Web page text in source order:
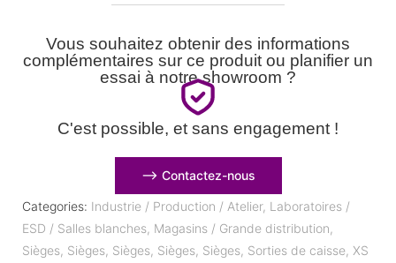
Vous souhaitez obtenir des informations
complémentaires sur ce produit ou planifier un
essai à notre showroom ?
C'est possible, et sans engagement !
⟶ Contactez-nous
Categories: Industrie / Production / Atelier, Laboratoires /
ESD / Salles blanches, Magasins / Grande distribution,
Sièges, Sièges, Sièges, Sièges, Sièges, Sorties de caisse, XS